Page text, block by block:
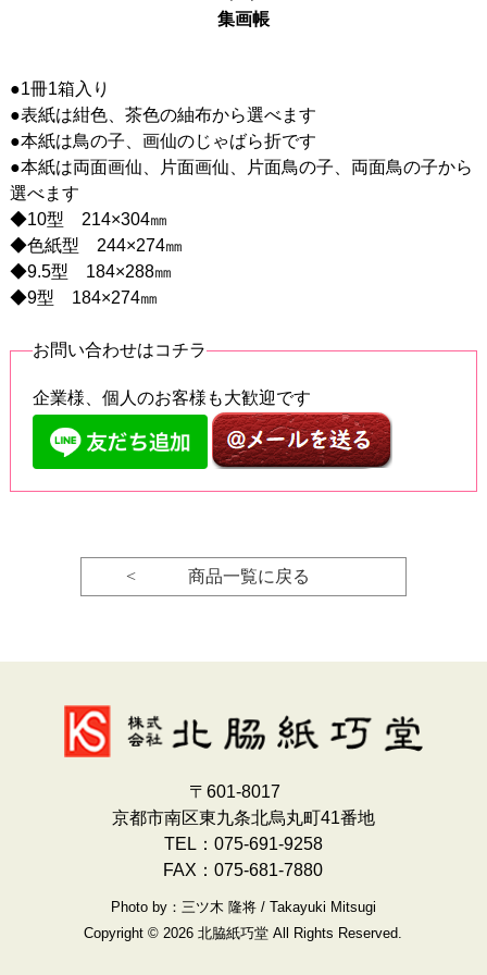
集画帳
●1冊1箱入り
●表紙は紺色、茶色の紬布から選べます
●本紙は鳥の子、画仙のじゃばら折です
●本紙は両面画仙、片面画仙、片面鳥の子、両面鳥の子から
選べます
◆10型 214×304㎜
◆色紙型 244×274㎜
◆9.5型 184×288㎜
◆9型 184×274㎜
お問い合わせはコチラ
企業様、個人のお客様も大歓迎です
< 商品一覧に戻る
〒601-8017
京都市南区東九条北烏丸町41番地
TEL：075-691-9258
FAX：075-681-7880
Photo by：三ツ木 隆将 / Takayuki Mitsugi
Copyright © 2026 北脇紙巧堂 All Rights Reserved.